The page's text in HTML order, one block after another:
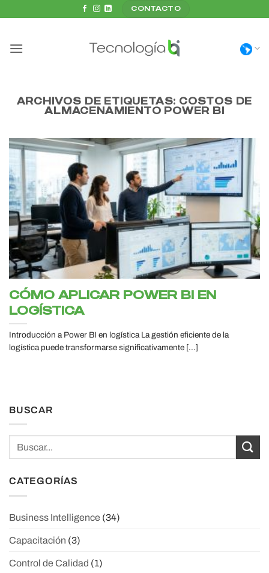
CONTACTO
ARCHIVOS DE ETIQUETAS: COSTOS DE
ALMACENAMIENTO POWER BI
CÓMO APLICAR POWER BI EN
LOGÍSTICA
Introducción a Power BI en logística La gestión eficiente de la
logística puede transformarse significativamente [...]
BUSCAR
CATEGORÍAS
Business Intelligence (34)
Capacitación (3)
Control de Calidad (1)